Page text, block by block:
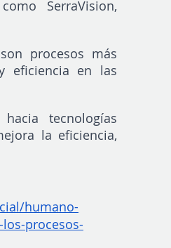
SerraVision,
procesos más
eficiencia en las
tecnologías
la eficiencia,
humano-
los-procesos-